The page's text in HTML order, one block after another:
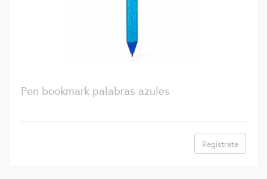
Pen bookmark palabras azules
Regístrate